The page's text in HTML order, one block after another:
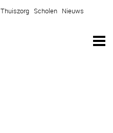
Thuiszorg Scholen Nieuws